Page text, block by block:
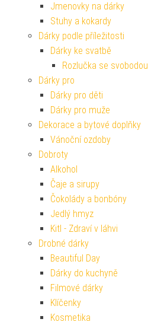
Jmenovky na dárky
Stuhy a kokardy
Dárky podle příležitosti
Dárky ke svatbě
Rozlučka se svobodou
Dárky pro
Dárky pro děti
Dárky pro muže
Dekorace a bytové doplňky
Vánoční ozdoby
Dobroty
Alkohol
Čaje a sirupy
Čokolády a bonbóny
Jedlý hmyz
Kitl - Zdraví v láhvi
Drobné dárky
Beautiful Day
Dárky do kuchyně
Filmové dárky
Klíčenky
Kosmetika